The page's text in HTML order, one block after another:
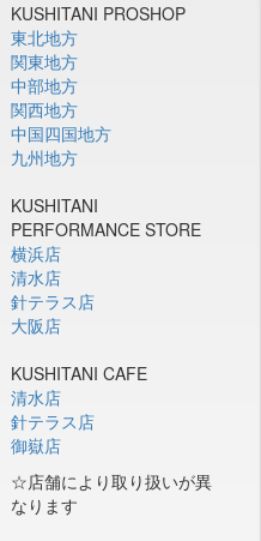
KUSHITANI PROSHOP
東北地方
関東地方
中部地方
関西地方
中国四国地方
九州地方
KUSHITANI
PERFORMANCE STORE
横浜店
清水店
針テラス店
大阪店
KUSHITANI CAFE
清水店
針テラス店
御嶽店
☆店舗により取り扱いが異
なります